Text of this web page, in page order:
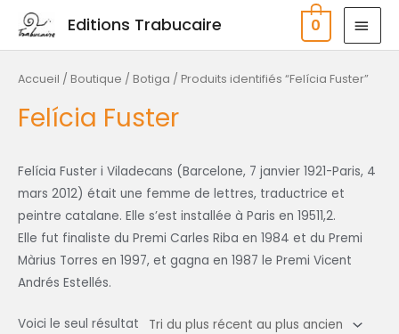
contenu
Editions Trabucaire 0
Accueil / Boutique / Botiga / Produits identifiés “Felícia Fuster”
Felícia Fuster
Felícia Fuster i Viladecans (Barcelone, 7 janvier 1921-Paris, 4
mars 2012) était une femme de lettres, traductrice et
peintre catalane. Elle s’est installée à Paris en 19511,2.
Elle fut finaliste du Premi Carles Riba en 1984 et du Premi
Màrius Torres en 1997, et gagna en 1987 le Premi Vicent
Andrés Estellés.
Voici le seul résultat